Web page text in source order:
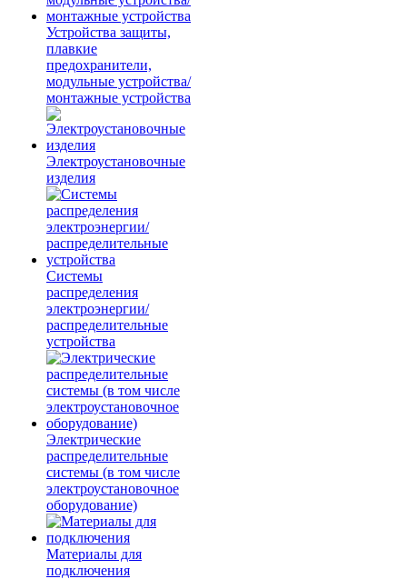
Устройства защиты,
плавкие
предохранители,
модульные устройства/
монтажные устройства
Электроустановочные
изделия
Системы
распределения
электроэнергии/
распределительные
устройства
Электрические
распределительные
системы (в том числе
электроустановочное
оборудование)
Материалы для
подключения